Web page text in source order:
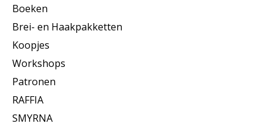
Boeken
Brei- en Haakpakketten
Koopjes
Workshops
Patronen
RAFFIA
SMYRNA